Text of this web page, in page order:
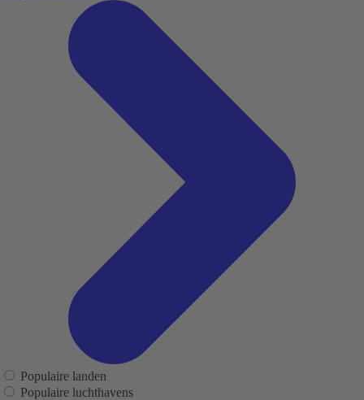
Populaire landen
Populaire luchthavens